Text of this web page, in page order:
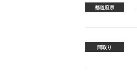
都道府県
間取り